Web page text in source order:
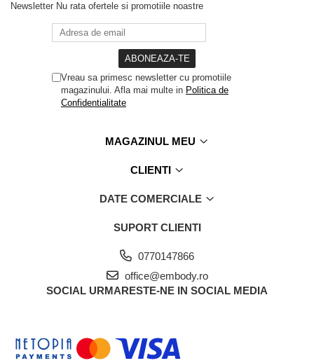
Newsletter Nu rata ofertele si promotiile noastre
Vreau sa primesc newsletter cu promotiile
magazinului. Afla mai multe in Politica de
Confidentialitate
MAGAZINUL MEU
CLIENTI
DATE COMERCIALE
SUPORT CLIENTI
0770147866
office@embody.ro
SOCIAL URMARESTE-NE IN SOCIAL MEDIA